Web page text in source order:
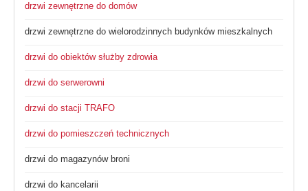
drzwi zewnętrzne do domów
drzwi zewnętrzne do wielorodzinnych budynków mieszkalnych
drzwi do obiektów służby zdrowia
drzwi do serwerowni
drzwi do stacji TRAFO
drzwi do pomieszczeń technicznych
drzwi do magazynów broni
drzwi do kancelarii